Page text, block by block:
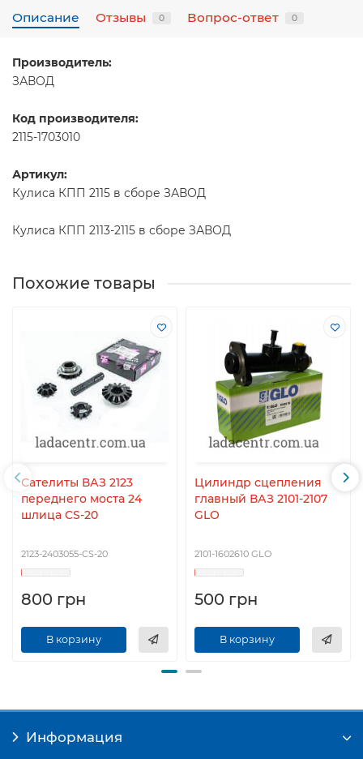
Описание Отзывы 0 Вопрос-ответ 0
Производитель:
ЗАВОД
Код производителя:
2115-1703010
Артикул:
Кулиса КПП 2115 в сборе ЗАВОД
Кулиса КПП 2113-2115 в сборе ЗАВОД
Похожие товары
Сателиты ВАЗ 2123
переднего моста 24
шлица CS-20
2123-2403055-CS-20
800 грн
В корзину
Цилиндр сцепления
главный ВАЗ 2101-2107
GLO
2101-1602610 GLO
500 грн
В корзину
Информация